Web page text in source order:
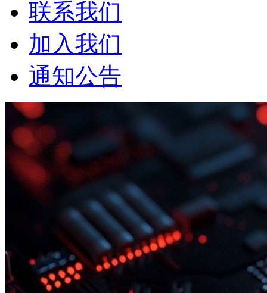
联系我们
加入我们
通知公告